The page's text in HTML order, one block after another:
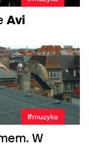
Avi
#muzyka
W